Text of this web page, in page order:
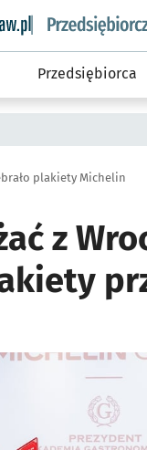
Przedsiębiorca
plakiety Michelin
z